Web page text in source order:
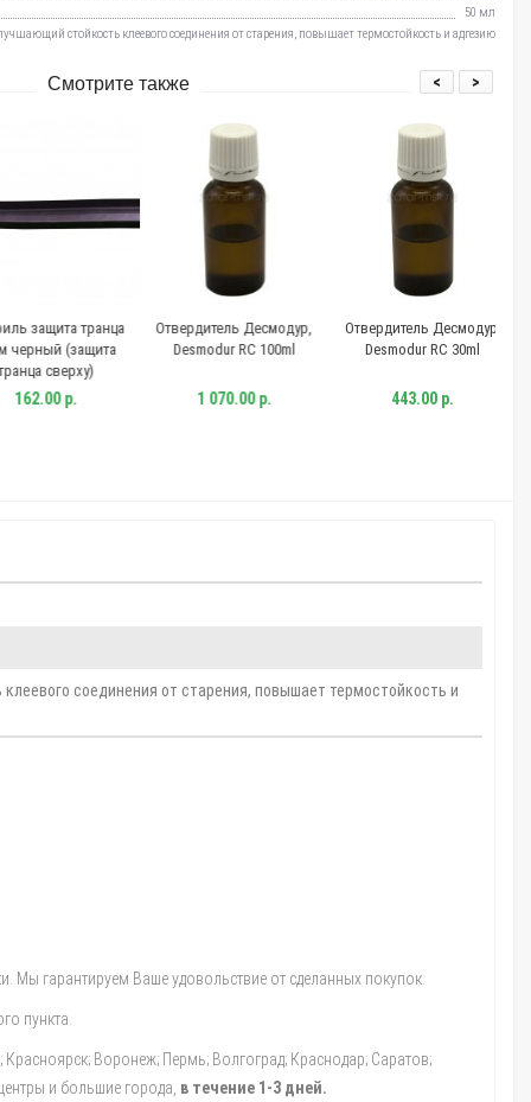
50 мл
стойкость клеевого соединения от старения, повышает термостойкость и адгезию
Смотрите также
защита транца
(защита
сверху)
162.00 р.
Отвердитель Десмодур,
Desmodur RC 100ml
1 070.00 р.
Отвердитель Десмодур,
Desmodur RC 30ml
443.00 р.
< >
соединения от старения, повышает термостойкость и
Мы гарантируем Ваше удовольствие от сделанных покупок.
пункта.
Воронеж; Пермь; Волгоград; Краснодар; Саратов;
и большие города, в течение 1-3 дней.